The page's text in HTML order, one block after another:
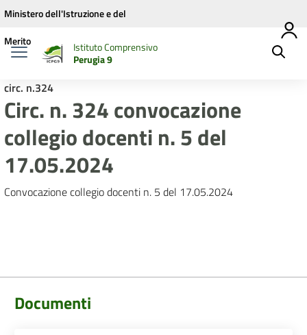
Vai ai contenuti
Vai al menu di navigazione
Vai al footer
Ministero dell'Istruzione e del
Merito
Istituto Comprensivo
Perugia 9
circ. n.324
Circ. n. 324 convocazione
collegio docenti n. 5 del
17.05.2024
Convocazione collegio docenti n. 5 del 17.05.2024
Documenti